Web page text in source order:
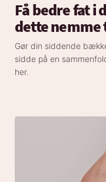
Få bedre fat i
dette nemme
Gør din siddende
sidde på en
her.